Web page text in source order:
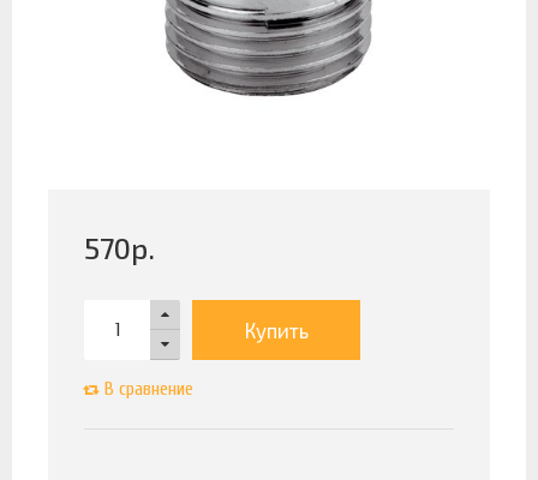
570р.
Купить
В сравнение